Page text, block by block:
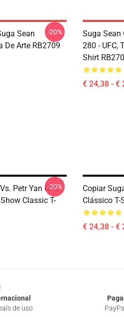
Sean
De Arte RB2709
-20%
Suga Sean
280 - UFC,
Shirt
€ 24,38 - €
Petr Yan UFC
Classic T-
-20%
Copiar
Clássico T-
€ 24,38 - €
de uso